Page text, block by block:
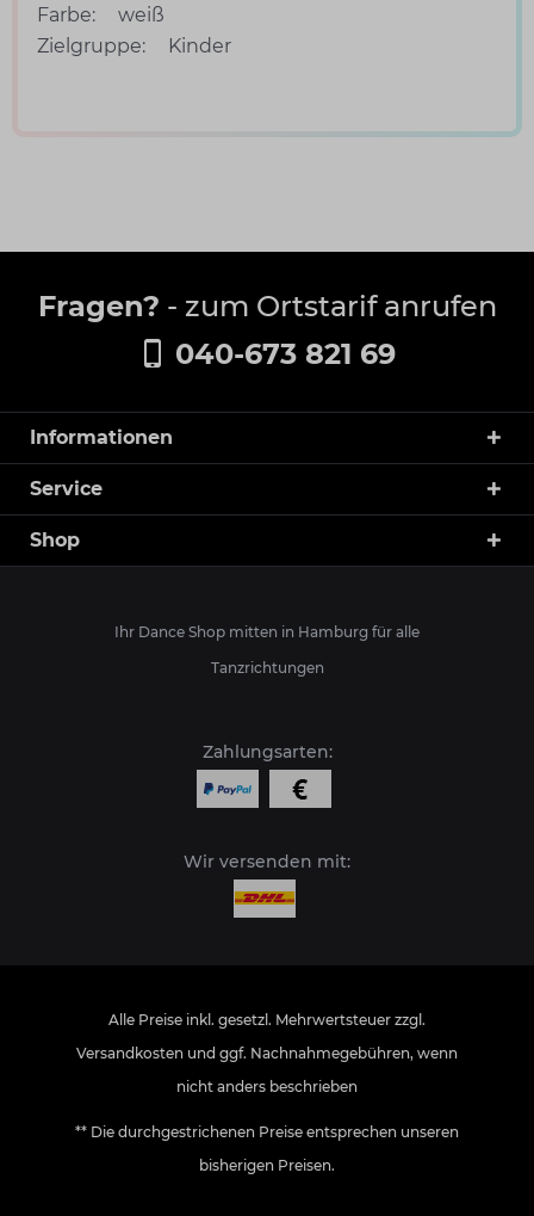
Farbe:
weiß
Zielgruppe:
Kinder
Fragen? - zum Ortstarif anrufen
040-673 821 69
Informationen
Service
Shop
Ihr Dance Shop mitten in Hamburg für alle
Tanzrichtungen
Zahlungsarten:
Wir versenden mit:
Alle Preise inkl. gesetzl. Mehrwertsteuer zzgl.
Versandkosten und ggf. Nachnahmegebühren, wenn
nicht anders beschrieben
** Die durchgestrichenen Preise entsprechen unseren
bisherigen Preisen.